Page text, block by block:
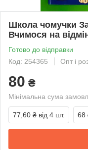
Школа чомучки
Вчимося на
Готово до відправки
Код: 254365
Опт і
80 ₴
Мінімальна сума
77,60 ₴ від 4 шт. 68